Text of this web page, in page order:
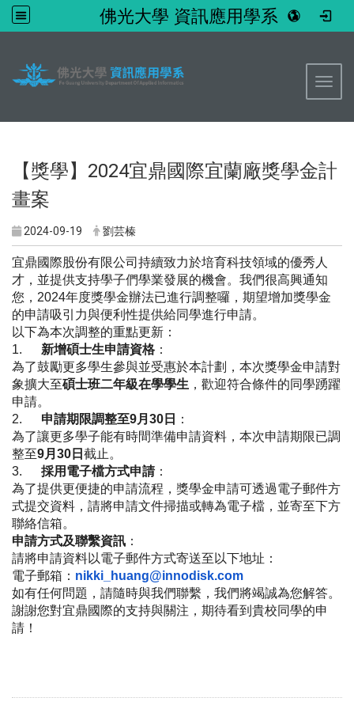
佛光大學 資訊應用學系
【獎學】2024宜鼎國際宜蘭廠獎學金計
畫案
2024-09-19 劉芸榛
宜鼎國際股份有限公司持續致力於培育科技領域的優秀人
才， 並提供支持學子們學業發展的機會。我們很高興通知
您，2024年度獎學金辦法已進行調整囉， 期望增加獎學金
的申請吸引力與便利性提供給同學進行申請。
以下為本次調整的重點更新：
1. 新增碩士生申請資格 ：
為了鼓勵更多學生參與並受惠於本計劃，本次獎學金申請對
象擴大至碩士班二年級在學學生 ，歡迎符合條件的同學踴躍
申請。
2. 申請期限調整至9月30日
：
為了讓更多學子能有時間準備申請資料，本次申請期限已調
整至9月 30日 截止。
3. 採用電子檔方式申請：
為了提供更便捷的申請流程， 獎學金申請可透過電子郵件方
式提交資料， 請將申請文件掃描或轉為電子檔，並寄至下方
聯絡信箱。
申請方式及聯繫資訊 ：
請將申請資料以電子郵件方式寄送至以下地址：
電子郵箱： nikki_huang@innodisk.com
如有任何問題，請隨時與我們聯繫，我們將竭誠為您解答。
謝謝您對宜鼎國際的支持與關注，期待看到貴校同學的申
請！